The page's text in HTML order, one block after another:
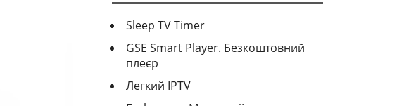
Sleep TV Timer
GSE Smart Player. Безкоштовний
плеєр
Легкий IPTV